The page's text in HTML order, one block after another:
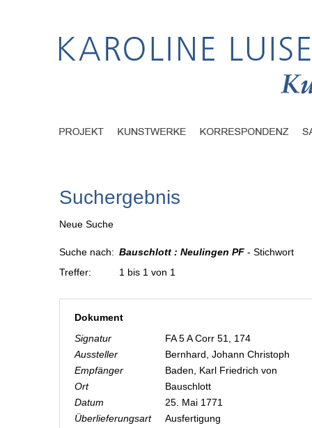
Suchergebnis
Neue Suche
Suche nach: Bauschlott : Neulingen PF - Stichwort
Treffer:
1 bis 1 von 1
Dokument
Signatur
FA 5 A Corr 51, 174
Aussteller
Bernhard, Johann Christoph
Empfänger
Baden, Karl Friedrich von
Ort
Bauschlott
Datum
25. Mai 1771
Überlieferungsart
Ausfertigung